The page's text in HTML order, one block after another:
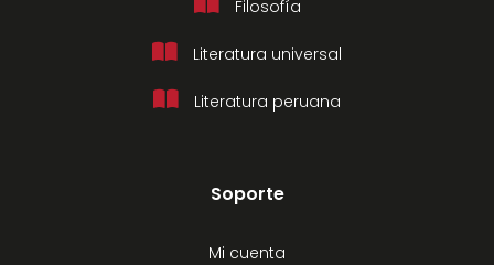
Filosofía
Literatura universal
Literatura peruana
Soporte
Mi cuenta